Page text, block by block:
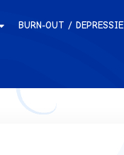
BURN-OUT / DEPRESSIE